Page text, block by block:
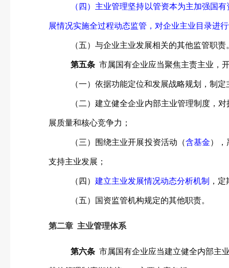
（四）主业管理坚持以管资本为主加强国
展情况实施全过程动态监管，对企业主业目录进
（五）与企业主业发展相关的其他监管职责
第五条 市属国有企业应当聚焦主责主业，
（一）依据功能定位和发展战略规划，制
（二）建立健全企业内部主业管理制度，
展质量和核心竞争力；
（三）围绕主业开展投资活动（含基金）
支持主业发展；
（四） 建立主业发展情况动态分析机制 ，
（五）国资监管机构规定的其他职责。
第二章 主业管理体系
第六条 市属国有企业应当建立健全内部主